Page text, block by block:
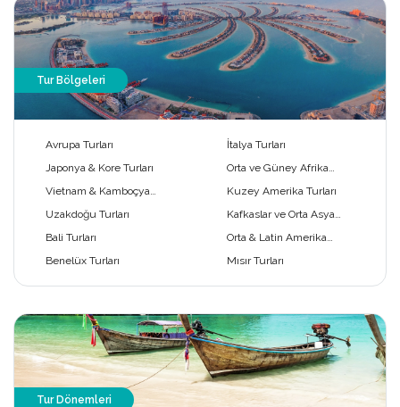
Tur Bölgeleri
Avrupa Turları
İtalya Turları
Japonya & Kore Turları
Orta ve Güney Afrika
Vietnam & Kamboçya
Kuzey Amerika Turları
Uzakdoğu Turları
Kafkaslar ve Orta Asya
Bali Turları
Orta & Latin Amerika
Benelüx Turları Mısır Turları
Tur Dönemleri